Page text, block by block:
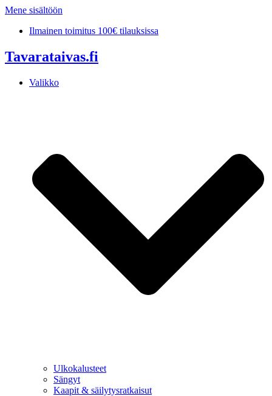
Mene sisältöön
Ilmainen toimitus 100€ tilauksissa
Tavarataivas.fi
Valikko
Ulkokalusteet
Sängyt
Kaapit & säilytysratkaisut